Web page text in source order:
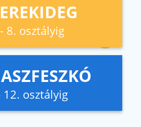
8. osztályig
12. osztályig